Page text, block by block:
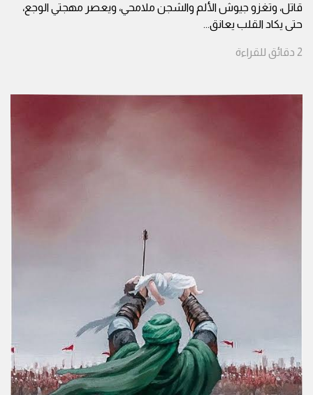
قاتل، وتغزو جيوش الألم والشجن ملامحي، ويعصر مهجتي الوجع،
حتى يكاد القلب يعانق...
2 دقائق للقراءة